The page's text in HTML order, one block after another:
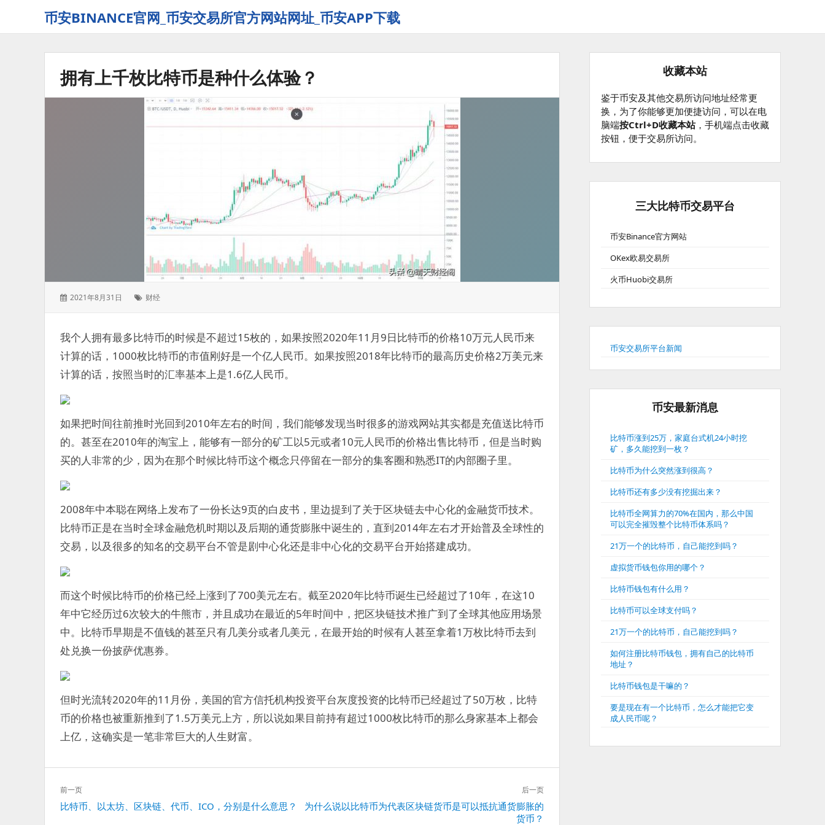
币安BINANCE官网_币安交易所官方网站网址_币安APP下载
拥有上千枚比特币是种什么体验？
发
2021年8月31日
标
财经
我个人拥有最多比特币的时候是不超过15枚的，如果按照2020年11月9日比特币的价格10万元人民币来
计算的话，1000枚比特币的市值刚好是一个亿人民币。如果按照2018年比特币的最高历史价格2万美元来
计算的话，按照当时的汇率基本上是1.6亿人民币。
如果把时间往前推时光回到2010年左右的时间，我们能够发现当时很多的游戏网站其实都是充值送比特币
的。甚至在2010年的淘宝上，能够有一部分的矿工以5元或者10元人民币的价格出售比特币，但是当时购
买的人非常的少，因为在那个时候比特币这个概念只停留在一部分的集客圈和熟悉IT的内部圈子里。
2008年中本聪在网络上发布了一份长达9页的白皮书，里边提到了关于区块链去中心化的金融货币技术。
比特币正是在当时全球金融危机时期以及后期的通货膨胀中诞生的，直到2014年左右才开始普及全球性的
交易，以及很多的知名的交易平台不管是剧中心化还是非中心化的交易平台开始搭建成功。
而这个时候比特币的价格已经上涨到了700美元左右。截至2020年比特币诞生已经超过了10年，在这10
年中它经历过6次较大的牛熊市，并且成功在最近的5年时间中，把区块链技术推广到了全球其他应用场景
中。比特币早期是不值钱的甚至只有几美分或者几美元，在最开始的时候有人甚至拿着1万枚比特币去到
处兑换一份披萨优惠券。
但时光流转2020年的11月份，美国的官方信托机构投资平台灰度投资的比特币已经超过了50万枚，比特
币的价格也被重新推到了1.5万美元上方，所以说如果目前持有超过1000枚比特币的那么身家基本上都会
上亿，这确实是一笔非常巨大的人生财富。
文
章
导
前一页
上
比特币、以太坊、区块链、代币、ICO，分别是什么意思？
后一页
下
为什么说以比特币为代表区块链货币是可以抵抗通货膨胀的
货币？
收藏本站
鉴于币安及其他交易所访问地址经常更
换，为了你能够更加便捷访问，可以在电
脑端按Ctrl+D收藏本站，手机端点击收藏
按钮，便于交易所访问。
三大比特币交易平台
币安Binance官方网站
OKex欧易交易所
火币Huobi交易所
币安交易所平台新闻
币安最新消息
比特币涨到25万，家庭台式机24小时挖
矿，多久能挖到一枚？
比特币为什么突然涨到很高？
比特币还有多少没有挖掘出来？
比特币全网算力的70%在国内，那么中国
可以完全摧毁整个比特币体系吗？
21万一个的比特币，自己能挖到吗？
虚拟货币钱包你用的哪个？
比特币钱包有什么用？
比特币可以全球支付吗？
21万一个的比特币，自己能挖到吗？
如何注册比特币钱包，拥有自己的比特币
地址？
比特币钱包是干嘛的？
要是现在有一个比特币，怎么才能把它变
成人民币呢？